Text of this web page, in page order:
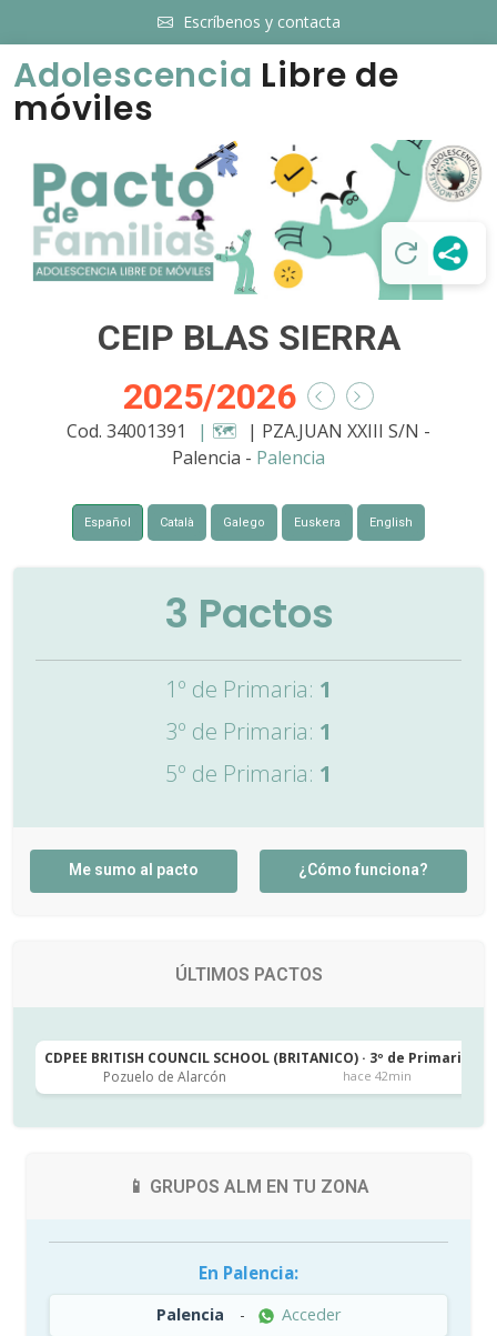
Escríbenos y contacta
Adolescencia Libre de
móviles
CEIP BLAS SIERRA
2025/2026
Cod. 34001391 | 🗺️ | PZA.JUAN XXIII S/N -
Palencia - Palencia
Español Català Galego Euskera English
3 Pactos
1º de Primaria: 1
3º de Primaria: 1
5º de Primaria: 1
Me sumo al pacto ¿Cómo funciona?
ÚLTIMOS PACTOS
CDPEE BRITISH COUNCIL SCHOOL (BRITANICO) · 3º de Primaria
Pozuelo de Alarcón
hace 42min
📱 GRUPOS ALM EN TU ZONA
En Palencia:
Palencia - Acceder